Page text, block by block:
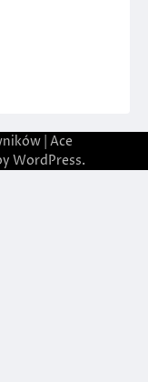
| Ace
WordPress.